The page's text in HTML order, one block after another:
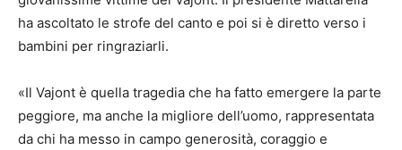
ha ascoltato le strofe del canto e poi si è diretto verso i
bambini per ringraziarli.
«Il Vajont è quella tragedia che ha fatto emergere la parte
peggiore, ma anche la migliore dell’uomo, rappresentata
da chi ha messo in campo generosità, coraggio e